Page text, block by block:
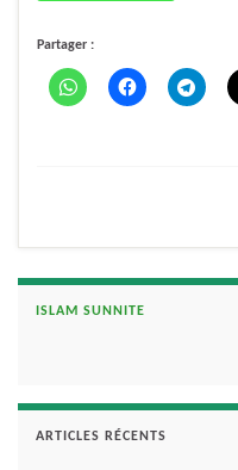
Partager :
ISLAM SUNNITE
ARTICLES RÉCENTS